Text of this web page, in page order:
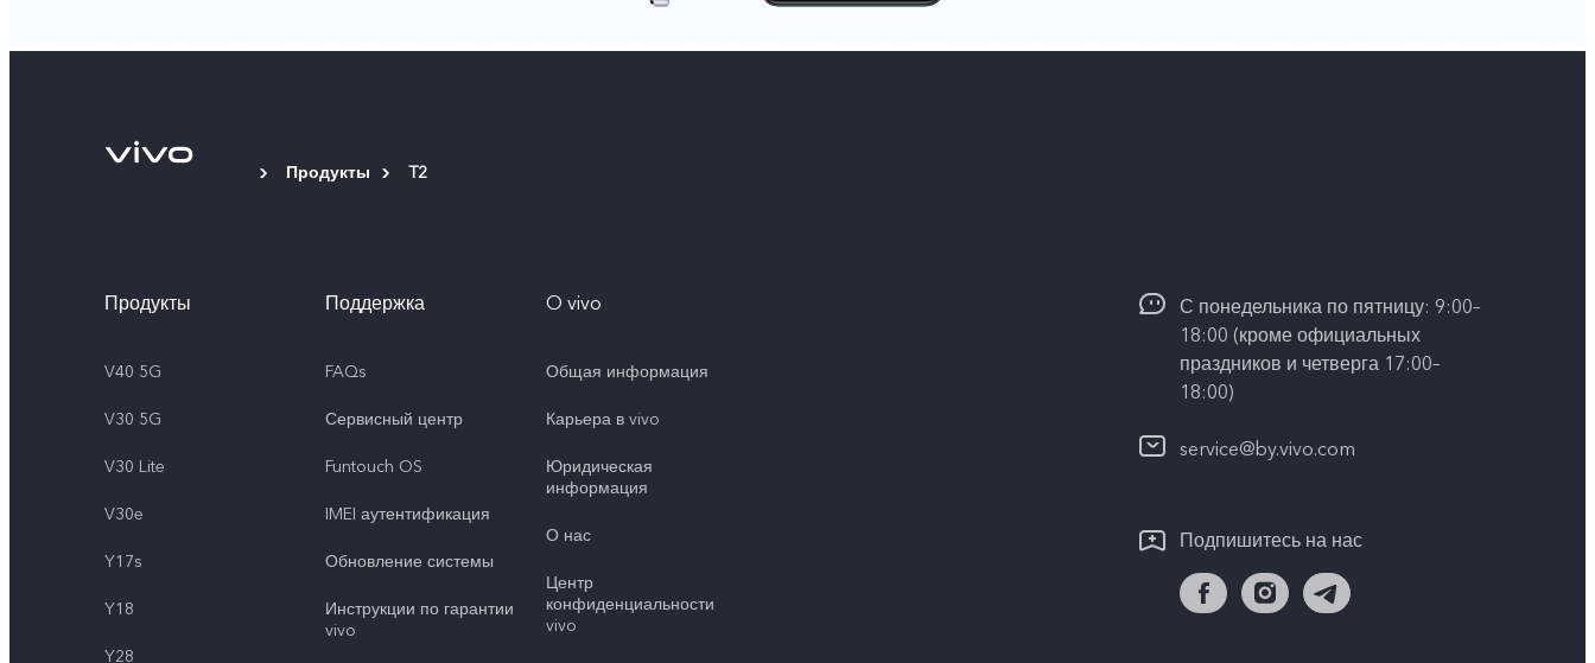
Продукты T2
Продукты
V40 5G
V30 5G
V30 Lite
V30e
Y17s
Y18
Y28
Поддержка
FAQs
Сервисный центр
Funtouch OS
IMEI аутентификация
Обновление системы
Инструкции по гарантии
vivo
O vivo
Общая информация
Карьера в vivo
Юридическая
информация
О нас
Центр
конфиденциальности
vivo
С понедельника по пятницу: 9:00–
18:00 (кроме официальных
праздников и четверга 17:00–
18:00)
service@by.vivo.com
Подпишитесь на нас